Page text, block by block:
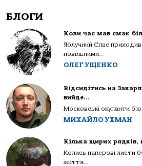
БЛОГИ
Коли час мав смак
Яблучний Спас приходив
повільними...
ОЛЕГ УЩЕНКО
Відсидітись на
вийде…
Московські окупанти
МИХАЙЛО УХМАН
Кілька щирих рядків,
Колись паперові листи
життя...